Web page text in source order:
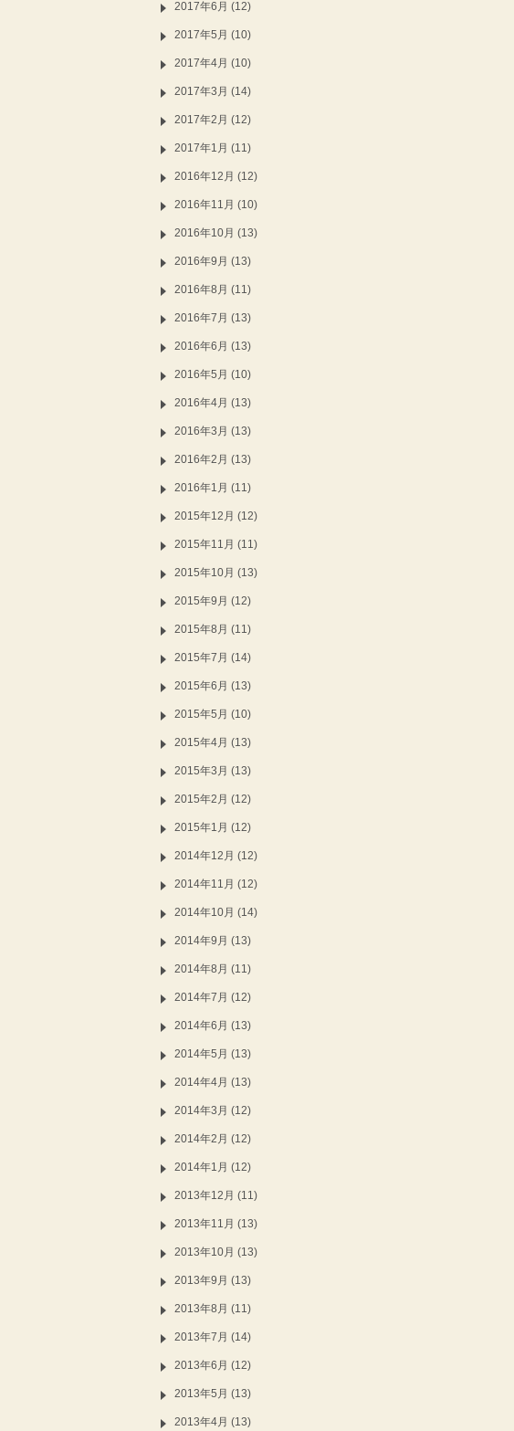
2017年6月 (12)
2017年5月 (10)
2017年4月 (10)
2017年3月 (14)
2017年2月 (12)
2017年1月 (11)
2016年12月 (12)
2016年11月 (10)
2016年10月 (13)
2016年9月 (13)
2016年8月 (11)
2016年7月 (13)
2016年6月 (13)
2016年5月 (10)
2016年4月 (13)
2016年3月 (13)
2016年2月 (13)
2016年1月 (11)
2015年12月 (12)
2015年11月 (11)
2015年10月 (13)
2015年9月 (12)
2015年8月 (11)
2015年7月 (14)
2015年6月 (13)
2015年5月 (10)
2015年4月 (13)
2015年3月 (13)
2015年2月 (12)
2015年1月 (12)
2014年12月 (12)
2014年11月 (12)
2014年10月 (14)
2014年9月 (13)
2014年8月 (11)
2014年7月 (12)
2014年6月 (13)
2014年5月 (13)
2014年4月 (13)
2014年3月 (12)
2014年2月 (12)
2014年1月 (12)
2013年12月 (11)
2013年11月 (13)
2013年10月 (13)
2013年9月 (13)
2013年8月 (11)
2013年7月 (14)
2013年6月 (12)
2013年5月 (13)
2013年4月 (13)